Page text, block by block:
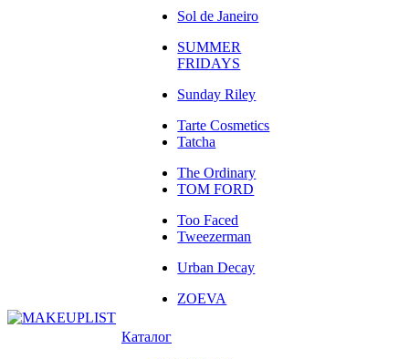
Sol de Janeiro
SUMMER
FRIDAYS
Sunday Riley
Tarte Cosmetics
Tatcha
The Ordinary
TOM FORD
Too Faced
Tweezerman
Urban Decay
ZOEVA
Каталог